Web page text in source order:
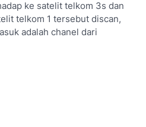
ke satelit telkom 3s dan
telkom 1 tersebut discan,
adalah chanel dari